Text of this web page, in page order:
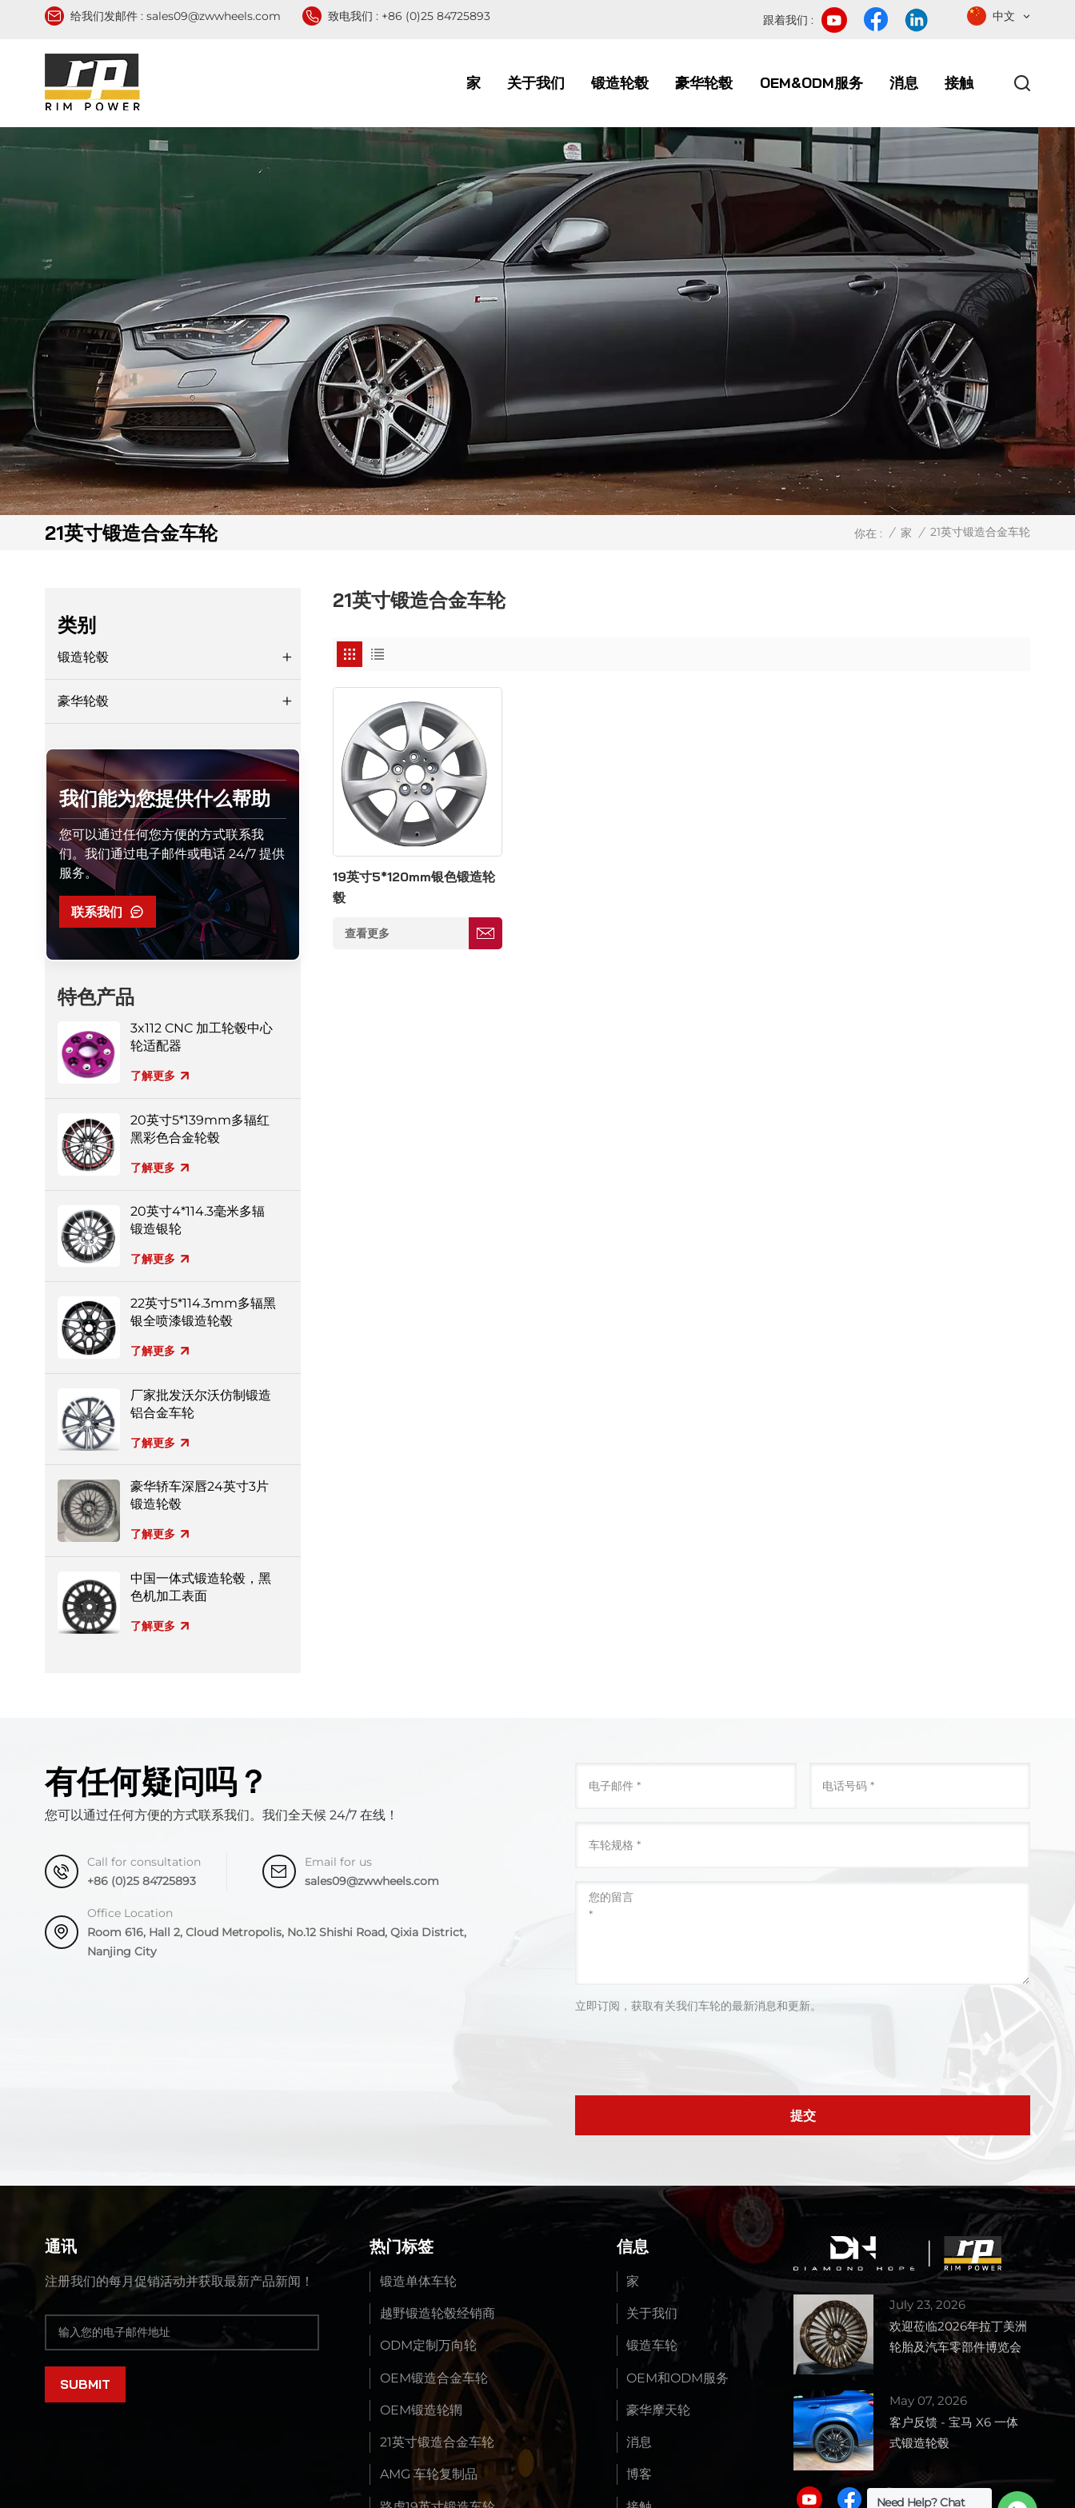
给我们发邮件 : sales09@zwwheels.com 致电我们 : +86 (0)25 84725893 中文
跟着我们 :
家 关于我们 锻造轮毂 豪华轮毂 OEM&ODM服务 消息 接触
21英寸锻造合金车轮 你在 : / 家 / 21英寸锻造合金车轮
21英寸锻造合金车轮
19英寸5*120mm银色锻造轮
毂
查看更多
类别
锻造轮毂
豪华轮毂
我们能为您提供什么帮助
您可以通过任何您方便的方式联系我
们。我们通过电子邮件或电话 24/7 提供
服务。
联系我们
特色产品
3x112 CNC 加工轮毂中心
轮适配器
了解更多
20英寸5*139mm多辐红
黑彩色合金轮毂
了解更多
20英寸4*114.3毫米多辐
锻造银轮
了解更多
22英寸5*114.3mm多辐黑
银全喷漆锻造轮毂
了解更多
厂家批发沃尔沃仿制锻造
铝合金车轮
了解更多
豪华轿车深唇24英寸3片
锻造轮毂
了解更多
中国一体式锻造轮毂，黑
色机加工表面
了解更多
有任何疑问吗？
您可以通过任何方便的方式联系我们。我们全天候 24/7 在线！
Call for consultation
+86 (0)25 84725893
Email for us
sales09@zwwheels.com
Office Location
Room 616, Hall 2, Cloud Metropolis, No.12 Shishi Road, Qixia District,
Nanjing City
立即订阅，获取有关我们车轮的最新消息和更新。
提交
通讯
注册我们的每月促销活动并获取最新产品新闻！
热门标签
锻造单体车轮
越野锻造轮毂经销商
ODM定制万向轮
OEM锻造合金车轮
OEM锻造轮辋
21英寸锻造合金车轮
AMG 车轮复制品
信息
家
关于我们
锻造车轮
OEM和ODM服务
豪华摩天轮
消息
博客
July 23, 2026
欢迎莅临2026年拉丁美洲
轮胎及汽车零部件博览会
1727号展位！
May 07, 2026
客户反馈 - 宝马 X6 一体
式锻造轮毂
Need Help? Chat